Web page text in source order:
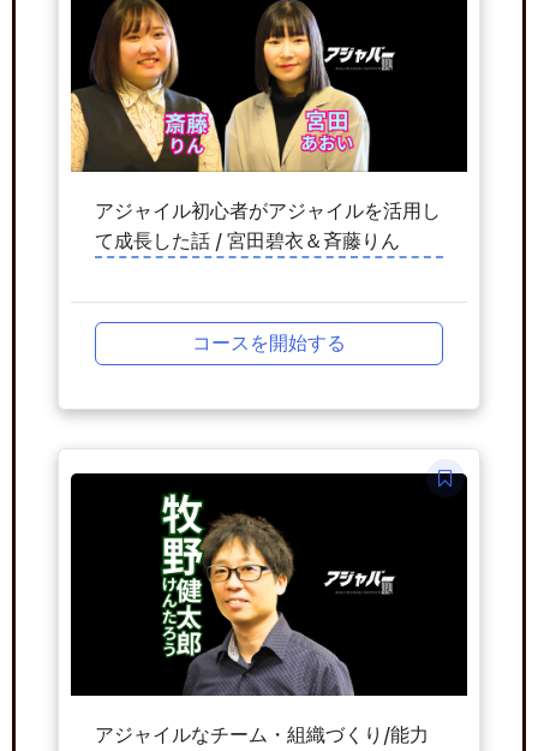
アジャイル初心者がアジャイルを活用し
て成長した話 / 宮田碧衣＆斉藤りん
コースを開始する
アジャイルなチーム・組織づくり/能力